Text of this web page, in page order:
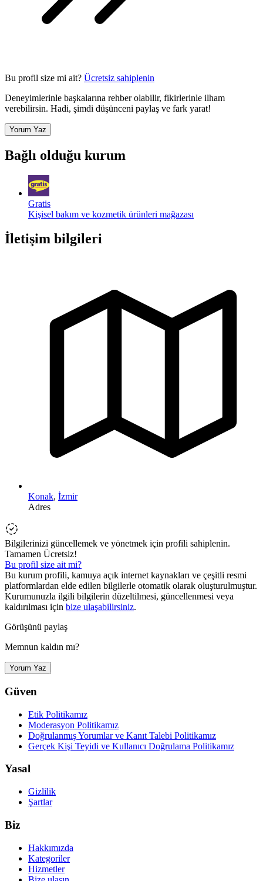
Bu profil size mi ait? Ücretsiz sahiplenin
Deneyimlerinle başkalarına rehber olabilir, fikirlerinle ilham
verebilirsin. Hadi, şimdi düşünceni paylaş ve fark yarat!
Yorum Yaz
Bağlı olduğu kurum
Gratis
Kişisel bakım ve kozmetik ürünleri mağazası
İletişim bilgileri
Konak, İzmir
Adres
Bilgilerinizi güncellemek ve yönetmek için profili sahiplenin.
Tamamen Ücretsiz!
Bu profil size ait mi?
Bu kurum profili, kamuya açık internet kaynakları ve çeşitli resmi
platformlardan elde edilen bilgilerle otomatik olarak oluşturulmuştur.
Kurumunuzla ilgili bilgilerin düzeltilmesi, güncellenmesi veya
kaldırılması için bize ulaşabilirsiniz.
Görüşünü paylaş
Memnun kaldın mı?
Yorum Yaz
Güven
Etik Politikamız
Moderasyon Politikamız
Doğrulanmış Yorumlar ve Kanıt Talebi Politikamız
Gerçek Kişi Teyidi ve Kullanıcı Doğrulama Politikamız
Yasal
Gizlilik
Şartlar
Biz
Hakkımızda
Kategoriler
Hizmetler